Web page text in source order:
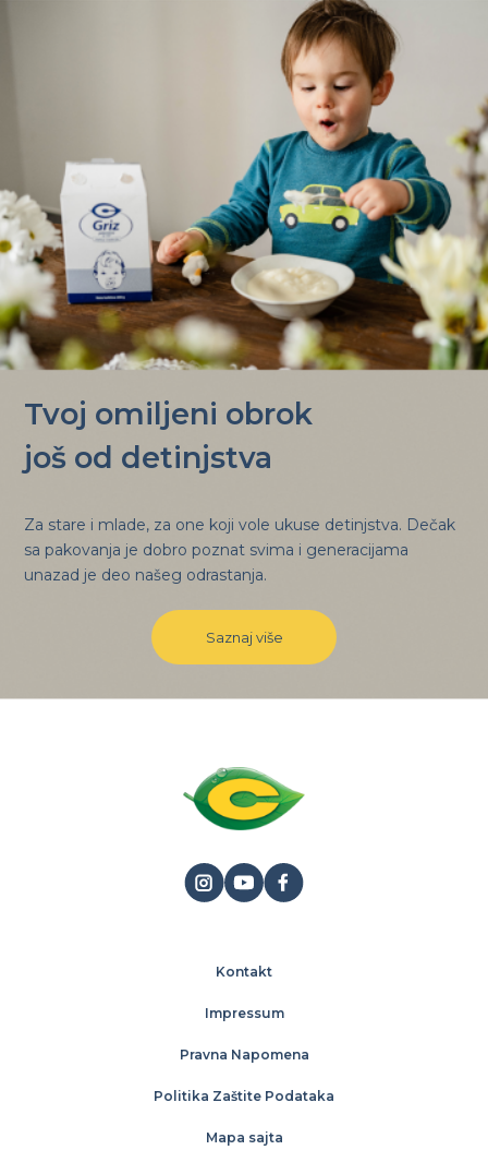
Tvoj omiljeni obrok
još od detinjstva
Za stare i mlade, za one koji vole ukuse detinjstva. Dečak
sa pakovanja je dobro poznat svima i generacijama
unazad je deo našeg odrastanja.
Saznaj više
Kontakt
Impressum
Pravna Napomena
Politika Zaštite Podataka
Mapa sajta